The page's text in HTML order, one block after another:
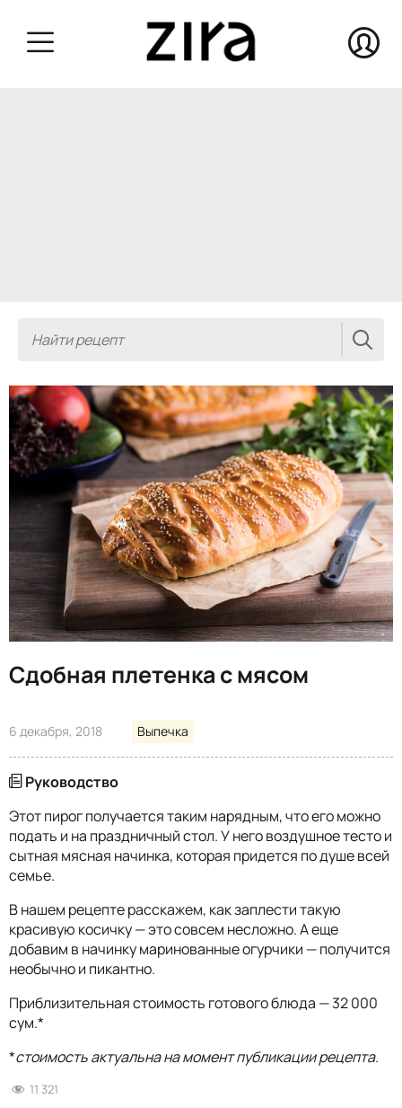
Сдобная плетенка с мясом
6 декабря, 2018 Выпечка
Руководство
Этот пирог получается таким нарядным, что его можно
подать и на праздничный стол. У него воздушное тесто и
сытная мясная начинка, которая придется по душе всей
семье.
В нашем рецепте расскажем, как заплести такую
красивую косичку — это совсем несложно. А еще
добавим в начинку маринованные огурчики — получится
необычно и пикантно.
Приблизительная стоимость готового блюда — 32 000
сум.*
*стоимость актуальна на момент публикации рецепта.
11 321